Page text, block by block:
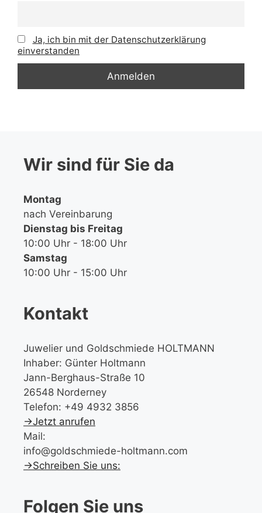
Ja, ich bin mit der Datenschutzerklärung
einverstanden
Wir sind für Sie da
Montag
nach Vereinbarung
Dienstag bis Freitag
10:00 Uhr - 18:00 Uhr
Samstag
10:00 Uhr - 15:00 Uhr
Kontakt
Juwelier und Goldschmiede HOLTMANN
Inhaber: Günter Holtmann
Jann-Berghaus-Straße 10
26548 Norderney
Telefon: +49 4932 3856
→Jetzt anrufen
Mail:
info@goldschmiede-holtmann.com
→Schreiben Sie uns:
Folgen Sie uns